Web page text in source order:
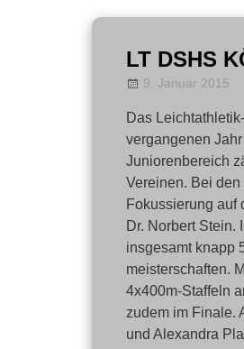
Zum
springenLT DSHS
9. Januar 2015
Das
vergangenen
Juniorenbereich
Vereinen. Bei
Fokussierung auf
Dr. Norbert Stein.
insgesamt knapp
meisterschaften.
4x400m-Staffeln
zudem im Finale.
und Alexandra